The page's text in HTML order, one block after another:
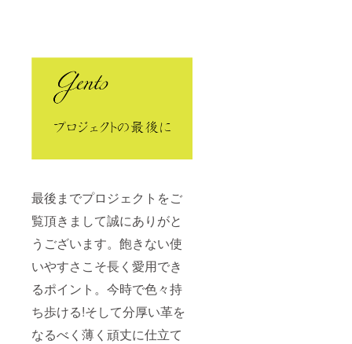
最後までプロジェクトをご
覧頂きまして誠にありがと
うございます。飽きない使
いやすさこそ長く愛用でき
るポイント。今時で色々持
ち歩ける!そして分厚い革を
なるべく薄く頑丈に仕立て